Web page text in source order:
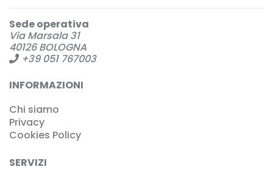
Sede operativa
Via Marsala 31
40126 BOLOGNA
+39 051 767003
INFORMAZIONI
Chi siamo
Privacy
Cookies Policy
SERVIZI